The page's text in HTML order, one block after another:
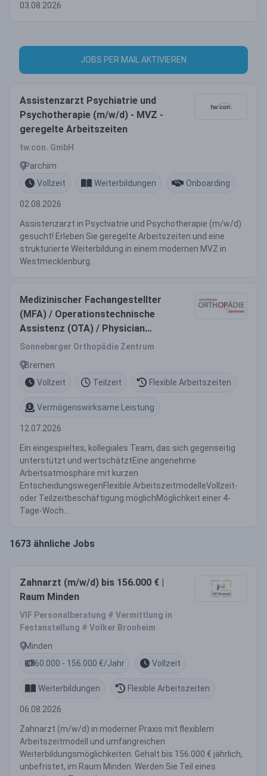
03.08.2026
JOBS PER MAIL AKTIVIEREN
Assistenzarzt Psychiatrie und
Psychotherapie (m/w/d) - MVZ -
geregelte Arbeitszeiten
tw.con. GmbH
Parchim
Vollzeit
Weiterbildungen Onboarding
02.08.2026
Assistenzarzt in Psychiatrie und Psychotherapie (m/w/d)
gesucht! Erleben Sie geregelte Arbeitszeiten und eine
strukturierte Weiterbildung in einem modernen MVZ in
Westmecklenburg.
Medizinischer Fachangestellter
(MFA) / Operationstechnische
Assistenz (OTA) / Physician
Assistant (PA) (m/w/d) Vollzeit /
Sonneberger Orthopädie Zentrum
Bremen
Vollzeit
Teilzeit Flexible Arbeitszeiten
Vermögenswirksame Leistung
12.07.2026
Ein eingespieltes, kollegiales Team, das sich gegenseitig
unterstützt und wertschätztEine angenehme
Arbeitsatmosphäre mit kurzen
EntscheidungswegenFlexible ArbeitszeitmodelleVollzeit-
oder Teilzeitbeschäftigung möglichMöglichkeit einer 4-
Tage-Woch...
1673 ähnliche Jobs
Zahnarzt (m/w/d) bis 156.000 € |
Raum Minden
VIF Personalberatung # Vermittlung in
Festanstellung # Volker Bronheim
Minden
60.000 - 156.000 €/Jahr
Vollzeit
Weiterbildungen Flexible Arbeitszeiten
06.08.2026
Zahnarzt (m/w/d) in moderner Praxis mit flexiblem
Arbeitszeitmodell und umfangreichen
Weiterbildungsmöglichkeiten. Gehalt bis 156.000 € jährlich,
unbefristet, im Raum Minden. Werden Sie Teil eines